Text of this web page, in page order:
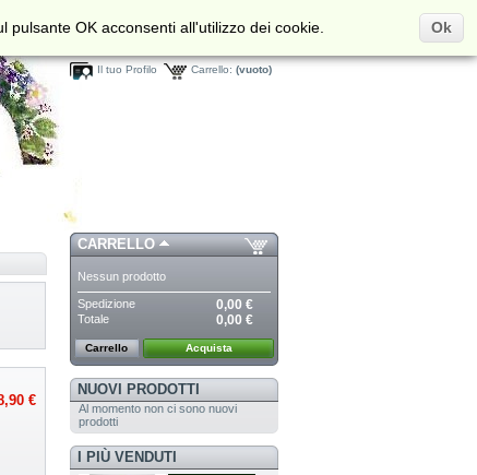
Carrello: (vuoto)
Il tuo Profilo
€
CARRELLO
Nessun prodotto
Spedizione 0,00 €
Totale 0,00 €
Carrello Acquista
NUOVI PRODOTTI
Al momento non ci sono nuovi
prodotti
I PIÙ VENDUTI
pulsante OK acconsenti all'utilizzo dei cookie. Ok